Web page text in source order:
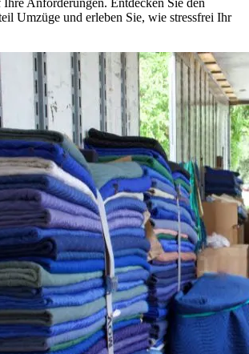
Ihre Anforderungen. Entdecken Sie den
Umzüge und erleben Sie, wie stressfrei Ihr